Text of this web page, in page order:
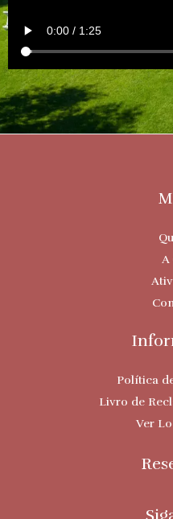
A
Política
Livro de
Ver